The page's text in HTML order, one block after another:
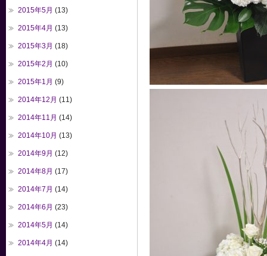
2015年5月 (13)
2015年4月 (13)
2015年3月 (18)
2015年2月 (10)
2015年1月 (9)
2014年12月 (11)
2014年11月 (14)
2014年10月 (13)
2014年9月 (12)
2014年8月 (17)
2014年7月 (14)
2014年6月 (23)
2014年5月 (14)
2014年4月 (14)